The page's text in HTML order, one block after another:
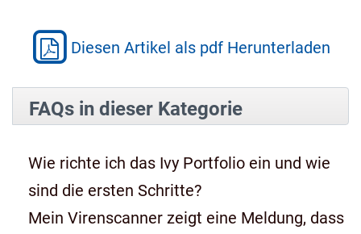
Diesen Artikel als pdf Herunterladen
FAQs in dieser Kategorie
Wie richte ich das Ivy Portfolio ein und wie
sind die ersten Schritte?
Mein Virenscanner zeigt eine Meldung, dass